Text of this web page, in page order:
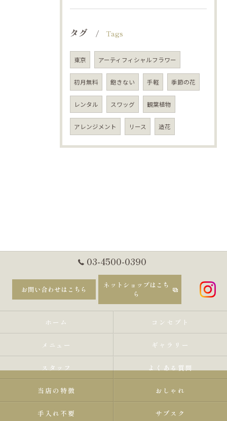
タグ Tags
東京 アーティフィシャルフラワー
初月無料 飽きない 手軽 季節の花
レンタル スワッグ 観葉植物
アレンジメント リース 造花
03-4500-0390
お問い合わせはこちら
ネットショップはこち
ら
ホーム コンセプト
メニュー ギャラリー
スタッフ よくある質問
当店の特徴 おしゃれ
手入れ不要 サブスク